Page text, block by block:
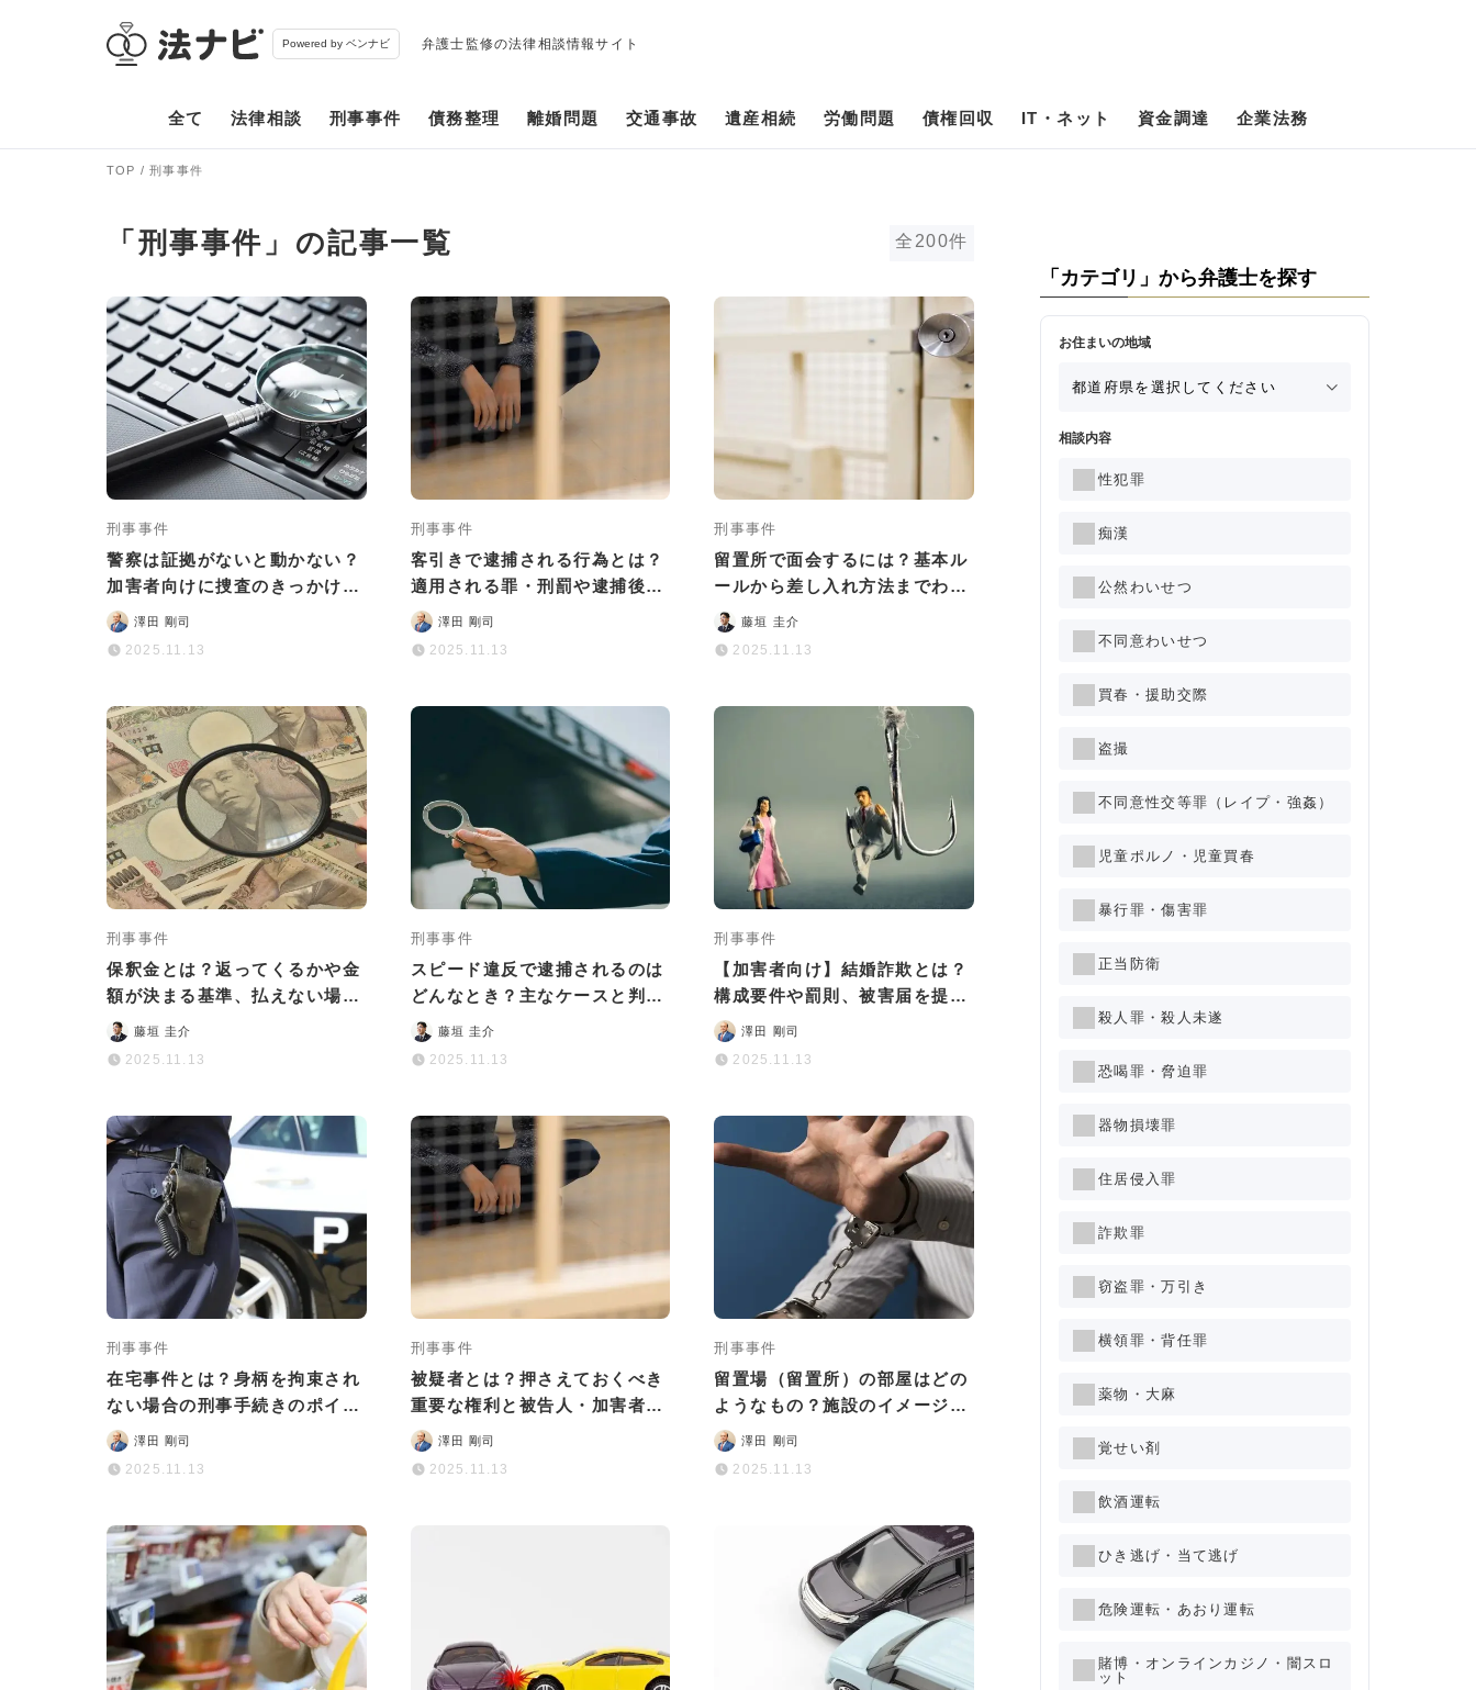
Powered by ベンナビ 弁護士監修の法律相談情報サイト
全て 法律相談 刑事事件 債務整理 離婚問題 交通事故 遺産相続 労働問題 債権回収 IT・ネット 資金調達 企業法務
TOP 刑事事件
「刑事事件」の記事一覧 全200件
刑事事件
警察は証拠がないと動かない？
加害者向けに捜査のきっかけや
対処法などを詳しく解説
澤田 剛司
2025.11.13
刑事事件
客引きで逮捕される行為とは？
適用される罪・刑罰や逮捕後の
流れを解説
澤田 剛司
2025.11.13
刑事事件
留置所で面会するには？基本ル
ールから差し入れ方法までわか
りやすく解説
藤垣 圭介
2025.11.13
刑事事件
保釈金とは？返ってくるかや金
額が決まる基準、払えない場合
の対処法まで解説
藤垣 圭介
2025.11.13
刑事事件
スピード違反で逮捕されるのは
どんなとき？主なケースと判
例、逮捕後の流れを解説
藤垣 圭介
2025.11.13
刑事事件
【加害者向け】結婚詐欺とは？
構成要件や罰則、被害届を提出
されたときの対処法を解説
澤田 剛司
2025.11.13
刑事事件
在宅事件とは？身柄を拘束され
ない場合の刑事手続きのポイン
トや注意点などを解説
澤田 剛司
2025.11.13
刑事事件
被疑者とは？押さえておくべき
重要な権利と被告人・加害者な
どとの違い
澤田 剛司
2025.11.13
刑事事件
留置場（留置所）の部屋はどの
ようなもの？施設のイメージと
日々の過ごし方など
澤田 剛司
2025.11.13
「カテゴリ」から弁護士を探す
お住まいの地域
相談内容
性犯罪
痴漢
公然わいせつ
不同意わいせつ
買春・援助交際
盗撮
不同意性交等罪（レイプ・強姦）
児童ポルノ・児童買春
暴行罪・傷害罪
正当防衛
殺人罪・殺人未遂
恐喝罪・脅迫罪
器物損壊罪
住居侵入罪
詐欺罪
窃盗罪・万引き
横領罪・背任罪
薬物・大麻
覚せい剤
飲酒運転
ひき逃げ・当て逃げ
危険運転・あおり運転
賭博・オンラインカジノ・闇スロ
ット